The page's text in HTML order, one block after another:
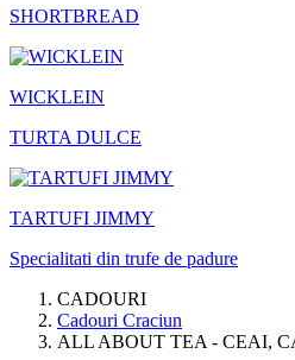
SHORTBREAD
WICKLEIN
TURTA DULCE
TARTUFI JIMMY
Specialitati din trufe de padure
CADOURI
Cadouri Craciun
ALL ABOUT TEA - CEAI,